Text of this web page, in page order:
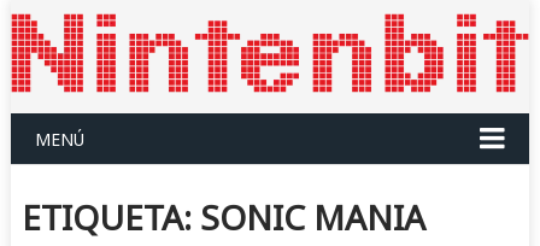
MENÚ
ETIQUETA: SONIC MANIA